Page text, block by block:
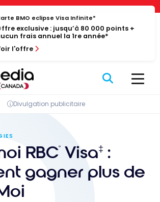
des cookies
BMO eclipse Visa Infinite*
exclusive : jusqu’à 80 000 points +
frais annuel la 1re année*
l'offre
Divulgation publicitaire
RBC® Visa‡ :
gagner plus de